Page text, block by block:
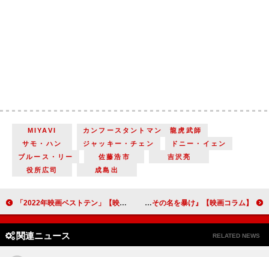
MIYAVI
カンフースタントマン 龍虎武師
サモ・ハン
ジャッキー・チェン
ドニー・イェン
ブルース・リー
佐藤浩市
吉沢亮
役所広司
成島出
「2022年映画ベストテン」【映画コラム】 天から選ばれた映画音楽の巨匠『モリコーネ 映画が恋した音楽家』／「＃MeToo 運動」の火付け役となった２人の女性記者『SHE SAID シー・セッド その名を暴け』【映画コラム】
関連ニュース RELATED NEWS